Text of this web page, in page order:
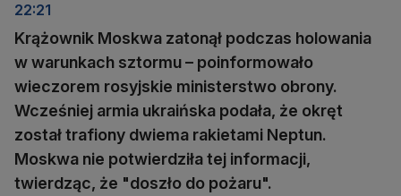
22:21
Krążownik Moskwa zatonął podczas holowania
w warunkach sztormu – poinformowało
wieczorem rosyjskie ministerstwo obrony.
Wcześniej armia ukraińska podała, że okręt
został trafiony dwiema rakietami Neptun.
Moskwa nie potwierdziła tej informacji,
twierdząc, że "doszło do pożaru".